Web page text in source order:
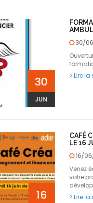
30
JUN
30/
> Lire la
16
CAFÉ
LE 16
16/
Venez
votre
> Lire la